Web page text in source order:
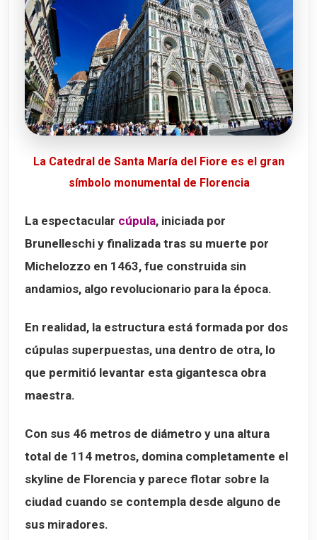
La Catedral de Santa María del Fiore es el gran
símbolo monumental de Florencia
La espectacular cúpula, iniciada por
Brunelleschi y finalizada tras su muerte por
Michelozzo en 1463, fue construida sin
andamios, algo revolucionario para la época.
En realidad, la estructura está formada por dos
cúpulas superpuestas, una dentro de otra, lo
que permitió levantar esta gigantesca obra
maestra.
Con sus 46 metros de diámetro y una altura
total de 114 metros, domina completamente el
skyline de Florencia y parece flotar sobre la
ciudad cuando se contempla desde alguno de
sus miradores.